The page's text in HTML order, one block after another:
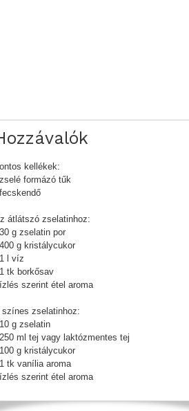
kellékek:
formázó tűk
átlátszó zselatinhoz:
g zselatin por
g kristálycukor
l víz
tk borkősav
szerint étel aroma
színes zselatinhoz:
g zselatin
ml tej vagy laktózmentes tej
g kristálycukor
tk vanília aroma
szerint étel aroma